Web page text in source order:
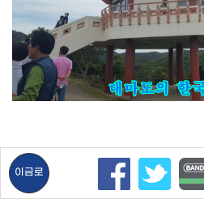
이금로